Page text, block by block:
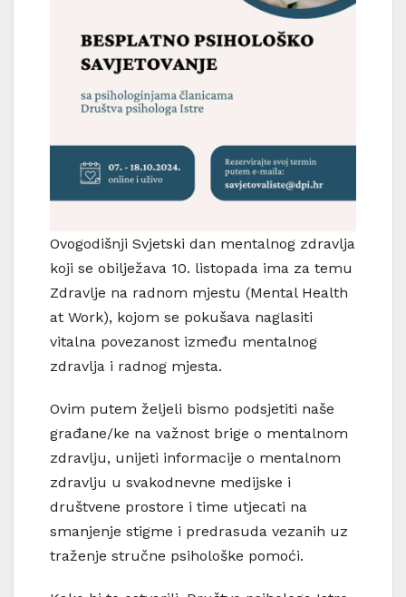
Ovogodišnji Svjetski dan mentalnog zdravlja
koji se obilježava 10. listopada ima za temu
Zdravlje na radnom mjestu (Mental Health
at Work), kojom se pokušava naglasiti
vitalna povezanost između mentalnog
zdravlja i radnog mjesta.
Ovim putem željeli bismo podsjetiti naše
građane/ke na važnost brige o mentalnom
zdravlju, unijeti informacije o mentalnom
zdravlju u svakodnevne medijske i
društvene prostore i time utjecati na
smanjenje stigme i predrasuda vezanih uz
traženje stručne psihološke pomoći.